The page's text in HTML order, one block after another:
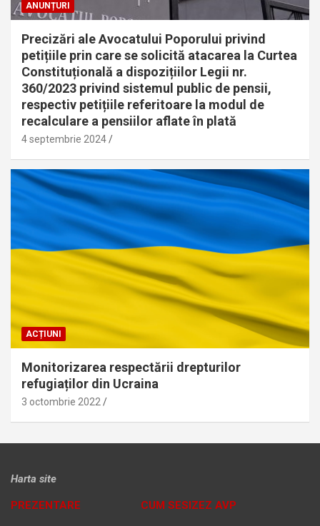
ANUNȚURI
Precizări ale Avocatului Poporului privind
petițiile prin care se solicită atacarea la Curtea
Constituțională a dispozițiilor Legii nr.
360/2023 privind sistemul public de pensii,
respectiv petițiile referitoare la modul de
recalculare a pensiilor aflate în plată
4 septembrie 2024
ACȚIUNI
Monitorizarea respectării drepturilor
refugiaților din Ucraina
3 octombrie 2022
Harta site
PREZENTARE CUM SESIZEZ AVP